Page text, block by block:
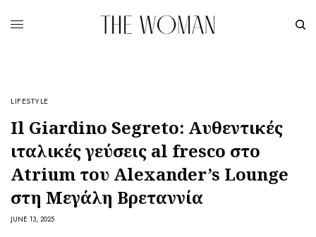
LIFESTYLE
Il Giardino Segreto: Αυθεντικές
ιταλικές γεύσεις al fresco στο
Atrium του Alexander’s Lounge
στη Μεγάλη Βρεταννία
JUNE 13, 2025